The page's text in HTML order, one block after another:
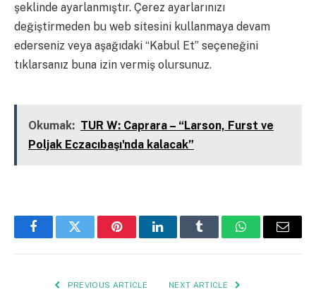
şeklinde ayarlanmıştır. Çerez ayarlarınızı
değiştirmeden bu web sitesini kullanmaya devam
ederseniz veya aşağıdaki “Kabul Et” seçeneğini
tıklarsanız buna izin vermiş olursunuz.
Okumak: TUR W: Caprara – “Larson, Furst ve
Poljak Eczacıbaşı'nda kalacak”
FacebookTwitter PinterestLinkedInTumblr WhatsAppEmail
PREVIOUS ARTICLE NEXT ARTICLE